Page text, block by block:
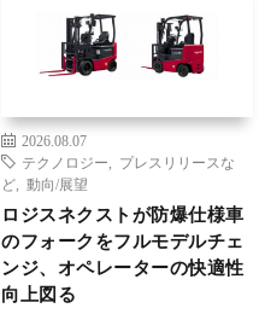
2026.08.07
テクノロジー
プレスリリースな
ど
動向/展望
ロジスネクストが防爆仕様車
のフォークをフルモデルチェ
ンジ、オペレーターの快適性
向上図る